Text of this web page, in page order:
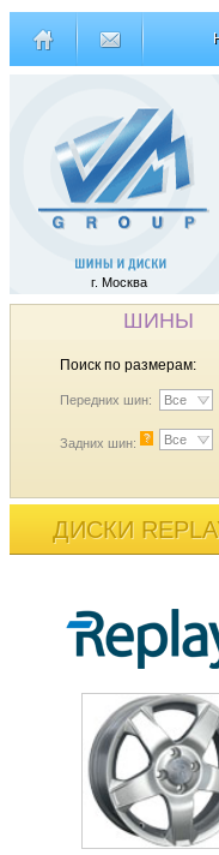
г. Москва
ШИНЫ
Поиск по размерам:
Передних шин: Все
Задних шин: ? Все
ДИСКИ